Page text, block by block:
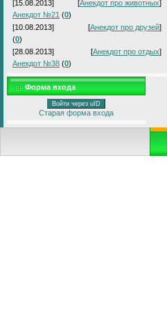
[15.08.2013]
[Анекдот про животных]
Анекдот №21 (0)
[10.08.2013]
[Анекдот про друзей]
(0)
[28.08.2013]
[Анекдот про отдых]
Анекдот №38 (0)
Форма входа
Войти через uID
Старая форма входа